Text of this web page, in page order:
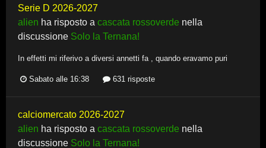
Serie D 2026-2027
alien ha risposto a cascata rossoverde nella
discussione Solo la Ternana!
In effetti mi riferivo a diversi annetti fa , quando eravamo puri
Sabato alle 16:38 631 risposte
calciomercato 2026-2027
alien ha risposto a cascata rossoverde nella
discussione Solo la Ternana!